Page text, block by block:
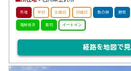
市場 平日 土曜日 日曜日 魚介類 野菜
海鮮焼き 寿司 イートイン
経路を地図で